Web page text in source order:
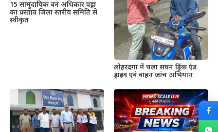
15 सामुदायिक वन अधिकार पट्टा
का प्रस्ताव जिला स्तरीय समिति से
स्वीकृत
लोहरदगा में चला सघन ड्रिंक एंड
ड्राइव एवं वाहन जांच अभियान